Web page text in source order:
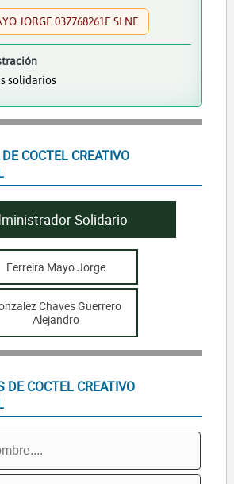
JORGE 037768261E SLNE
solidarios
COCTEL CREATIVO
Solidario
Ferreira Mayo Jorge
Chaves Guerrero
Alejandro
DE COCTEL CREATIVO